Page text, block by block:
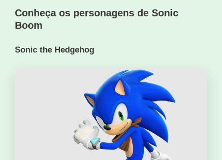
Conheça os personagens de Sonic
Boom
Sonic the Hedgehog